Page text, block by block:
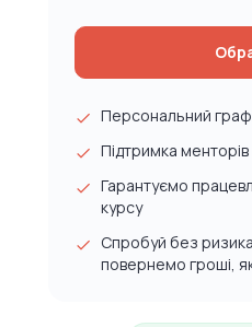
Персональний
Підтримка менторів
Гарантуємо
курсу
Спробуй без
повернемо гроші,